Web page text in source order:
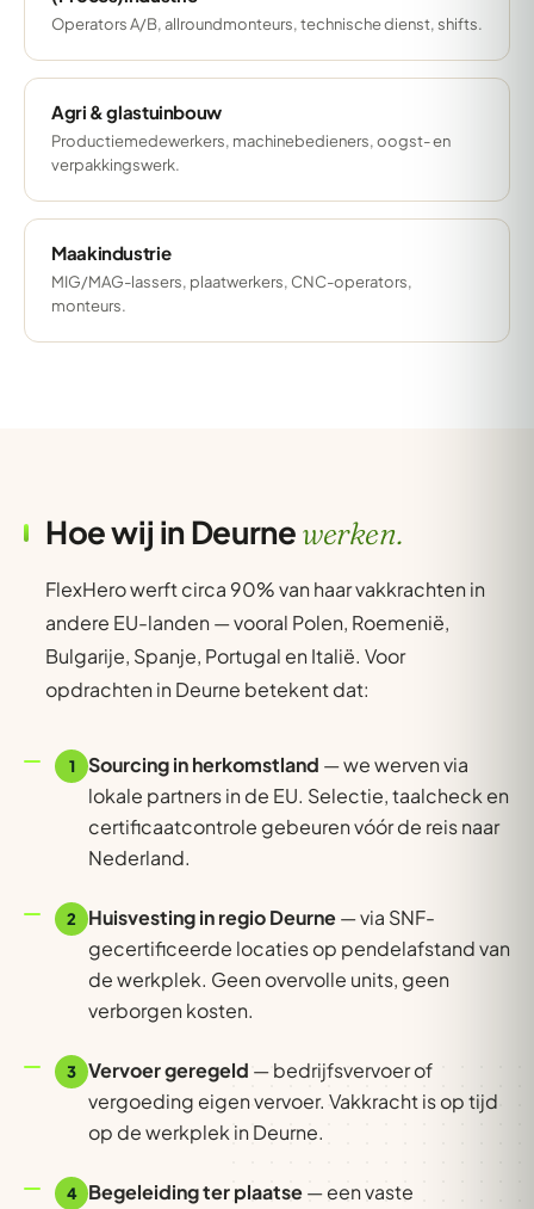
Operators A/B, allroundmonteurs, technische dienst, shifts.
Agri & glastuinbouw
Productiemedewerkers, machinebedieners, oogst- en
verpakkingswerk.
Maakindustrie
MIG/MAG-lassers, plaatwerkers, CNC-operators,
monteurs.
Hoe wij in Deurnewerken.
FlexHero werft circa 90% van haar vakkrachten in
andere EU-landen — vooral Polen, Roemenië,
Bulgarije, Spanje, Portugal en Italië. Voor
opdrachten in Deurne betekent dat:
1 Sourcing in herkomstland — we werven via
lokale partners in de EU. Selectie, taalcheck en
certificaatcontrole gebeuren vóór de reis naar
Nederland.
2 Huisvesting in regio Deurne— via SNF-
gecertificeerde locaties op pendelafstand van
de werkplek. Geen overvolle units, geen
verborgen kosten.
3 Vervoer geregeld — bedrijfsvervoer of
vergoeding eigen vervoer. Vakkracht is op tijd
op de werkplek in Deurne.
4 Begeleiding ter plaatse— een vaste